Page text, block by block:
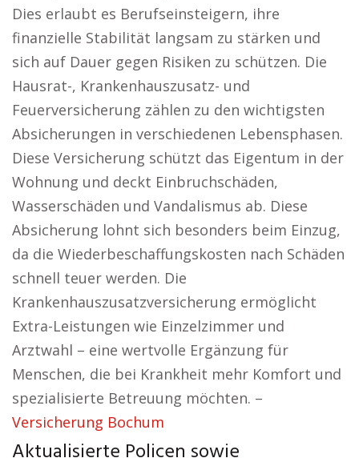
Dies erlaubt es Berufseinsteigern, ihre
finanzielle Stabilität langsam zu stärken und
sich auf Dauer gegen Risiken zu schützen. Die
Hausrat-, Krankenhauszusatz- und
Feuerversicherung zählen zu den wichtigsten
Absicherungen in verschiedenen Lebensphasen.
Diese Versicherung schützt das Eigentum in der
Wohnung und deckt Einbruchschäden,
Wasserschäden und Vandalismus ab. Diese
Absicherung lohnt sich besonders beim Einzug,
da die Wiederbeschaffungskosten nach Schäden
schnell teuer werden. Die
Krankenhauszusatzversicherung ermöglicht
Extra-Leistungen wie Einzelzimmer und
Arztwahl – eine wertvolle Ergänzung für
Menschen, die bei Krankheit mehr Komfort und
spezialisierte Betreuung möchten. –
Versicherung Bochum